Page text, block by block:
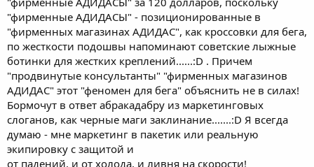
"фирменные АДИДАСЫ" - позиционированные в
"фирменных магазинах АДИДАС", как кроссовки для бега,
по жесткости подошвы напоминают советские лыжные
ботинки для жестких креплений......:D . Причем
"продвинутые консультанты" "фирменных магазинов
АДИДАС" этот "феномен для бега" объяснить не в силах!
Бормочут в ответ абракадабру из маркетинговых
слоганов, как черные маги заклинание.......:D Я всегда
думаю - мне маркетинг в пакетик или реальную
экипировку с защитой и
от падений, и от холода, и ливня на скорости!